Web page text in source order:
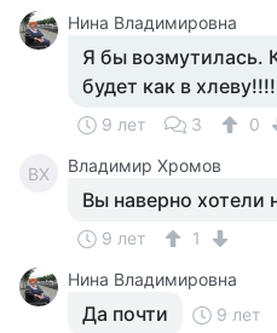
Нина Владимировна
Я бы возмутилась.
будет как в
9 лет 3 0
ВХ Владимир Хромов
Вы наверно хотели
9 лет
1
Нина Владимировна
Да почти 9 лет